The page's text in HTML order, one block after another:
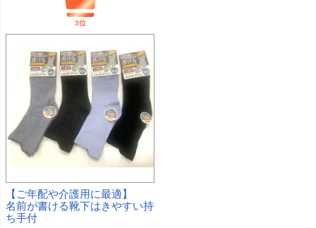
【ご年配や介護用に最適】
名前が書ける靴下はきやすい持
ち手付